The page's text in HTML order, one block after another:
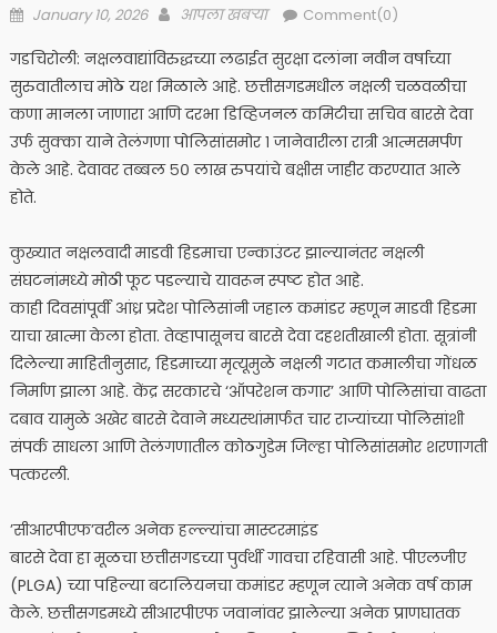
Posted
January 10, 2026 Author
आपला खबऱ्या Comment(0)
गडचिरोली: ‎नक्षलवाद्यांविरुद्धच्या लढाईत सुरक्षा दलांना नवीन वर्षाच्या
सुरुवातीलाच मोठे यश मिळाले आहे. छत्तीसगडमधील नक्षली चळवळीचा
कणा मानला जाणारा आणि दरभा डिव्हिजनल कमिटीचा सचिव बारसे देवा
उर्फ सुक्का याने तेलंगणा पोलिसांसमोर १ जानेवारीला रात्री आत्मसमर्पण
केले आहे. देवावर तब्बल ५० लाख रुपयांचे बक्षीस जाहीर करण्यात आले
होते.
कुख्यात नक्षलवादी माडवी हिडमाचा एन्काउंटर झाल्यानंतर नक्षली
संघटनांमध्ये मोठी फूट पडल्याचे यावरून स्पष्ट होत आहे.
‎​काही दिवसांपूर्वी आंध्र प्रदेश पोलिसांनी जहाल कमांडर म्हणून माडवी हिडमा
याचा खात्मा केला होता. तेव्हापासूनच बारसे देवा दहशतीखाली होता. सूत्रांनी
दिलेल्या माहितीनुसार, हिडमाच्या मृत्यूमुळे नक्षली गटात कमालीचा गोंधळ
निर्माण झाला आहे. केंद्र सरकारचे ‘ऑपरेशन कगार’ आणि पोलिसांचा वाढता
दबाव यामुळे अखेर बारसे देवाने मध्यस्थांमार्फत चार राज्यांच्या पोलिसांशी
संपर्क साधला आणि तेलंगणातील कोठगुडेम जिल्हा पोलिसांसमोर शरणागती
पत्करली.
‎’​सीआरपीएफ’वरील अनेक हल्ल्यांचा मास्टरमाइंड
‎‎​बारसे देवा हा मूळचा छत्तीसगडच्या पुर्वर्थी गावचा रहिवासी आहे. पीएलजीए
(PLGA) च्या पहिल्या बटालियनचा कमांडर म्हणून त्याने अनेक वर्ष काम
केले. छत्तीसगडमध्ये सीआरपीएफ जवानांवर झालेल्या अनेक प्राणघातक